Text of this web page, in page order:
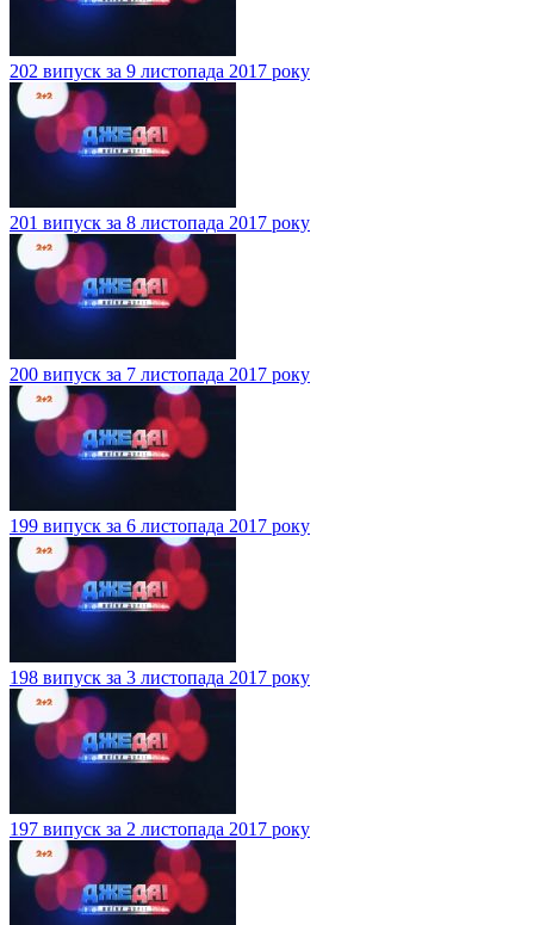
202 випуск за 9 листопада 2017 року
201 випуск за 8 листопада 2017 року
200 випуск за 7 листопада 2017 року
199 випуск за 6 листопада 2017 року
198 випуск за 3 листопада 2017 року
197 випуск за 2 листопада 2017 року